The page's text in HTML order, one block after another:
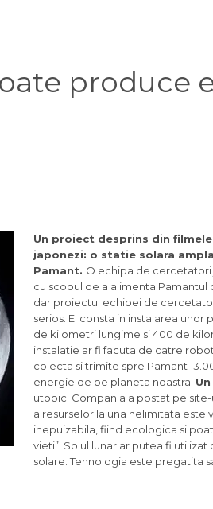
produce
Un proiect desprins din
japonezi: o statie solara
Pamant. O echipa de cercetatori
cu scopul de a alimenta Pamantul
dar proiectul echipei de
serios. El consta in instalarea unor
de kilometri lungime si 400 de
instalatie ar fi facuta de catre
colecta si trimite spre Pamant
energie de pe planeta noastra.
utopic. Compania a postat pe
a resurselor la una nelimitata
inepuizabila, fiind ecologica si
vieti”. Solul lunar ar putea fi
solare. Tehnologia este pregatita